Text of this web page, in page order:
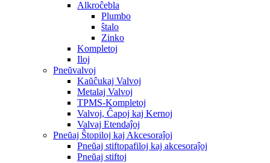
Alkroĉebla
Plumbo
ŝtalo
Zinko
Kompletoj
Iloj
Pneŭvalvoj
Kaŭĉukaj Valvoj
Metalaj Valvoj
TPMS-Kompletoj
Valvoj, Ĉapoj kaj Kernoj
Valvaj Etendaĵoj
Pneŭaj Ŝtopiloj kaj Akcesoraĵoj
Pneŭaj stiftopafiloj kaj akcesoraĵoj
Pneŭaj stiftoj